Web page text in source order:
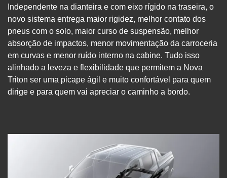
Independente na dianteira e com eixo rígido na traseira, o
novo sistema entrega maior rigidez, melhor contato dos
pneus com o solo, maior curso de suspensão, melhor
absorção de impactos, menor movimentação da carroceria
em curvas e menor ruído interno na cabine. Tudo isso
alinhado a leveza e flexibilidade que permitem a Nova
Triton ser uma picape ágil e muito confortável para quem
dirige e para quem vai apreciar o caminho a bordo.